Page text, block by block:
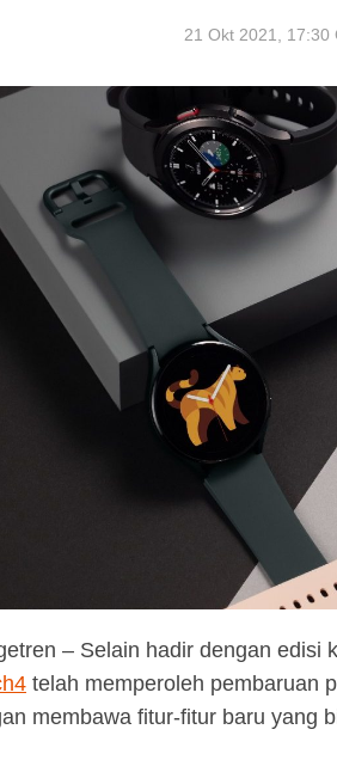
21 Okt 2021, 17:30
– Selain hadir dengan edisi
telah memperoleh pembaruan
membawa fitur-fitur baru yang